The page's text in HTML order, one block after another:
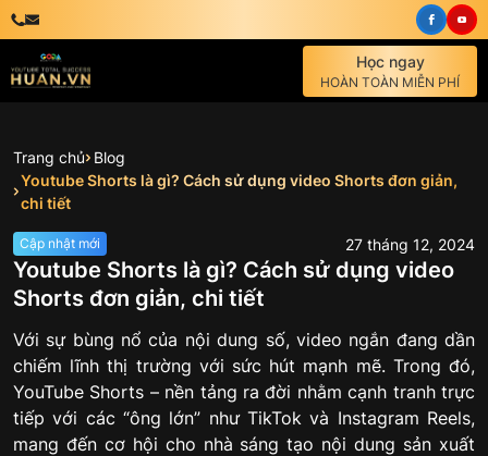
Học ngay
HOÀN TOÀN MIỄN PHÍ
Trang chủ Blog
Youtube Shorts là gì? Cách sử dụng video Shorts đơn giản,
chi tiết
Cập nhật mới 27 tháng 12, 2024
Youtube Shorts là gì? Cách sử dụng video
Shorts đơn giản, chi tiết
Với sự bùng nổ của nội dung số, video ngắn đang dần
chiếm lĩnh thị trường với sức hút mạnh mẽ. Trong đó,
YouTube Shorts – nền tảng ra đời nhằm cạnh tranh trực
tiếp với các “ông lớn” như TikTok và Instagram Reels,
mang đến cơ hội cho nhà sáng tạo nội dung sản xuất